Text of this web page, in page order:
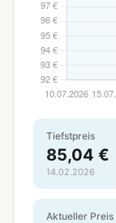
Tiefstpreis
85,04 €
14.02.2026
Aktueller Preis